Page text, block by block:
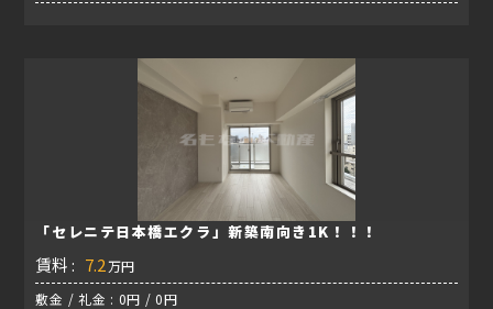
「セレニテ日本橋エクラ」新築南向き1K！！！
賃料 : 7.2 万円
敷金 / 礼金 : 0円 / 0円